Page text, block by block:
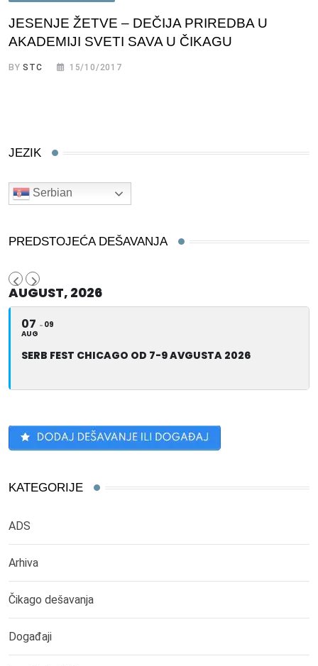
JESENJE ŽETVE – DEČIJA PRIREDBA U
AKADEMIJI SVETI SAVA U ČIKAGU
BYSTC 15/10/2017
JEZIK
Serbian
PREDSTOJEĆA DEŠAVANJA
AUGUST, 2026
07
AUG
09
SERB FEST CHICAGO OD 7-9 AVGUSTA 2026
KATEGORIJE
ADS
Arhiva
Čikago dešavanja
Događaji